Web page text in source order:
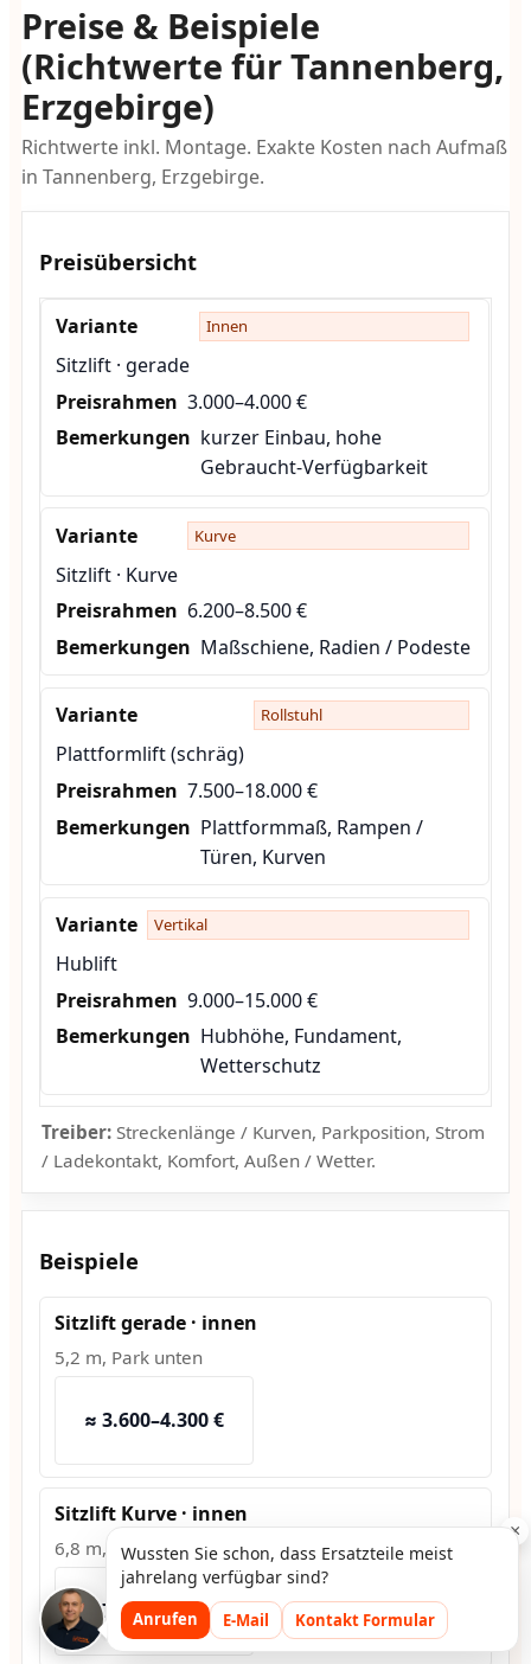
Preise & Beispiele
(Richtwerte für Tannenberg,
Erzgebirge)
Richtwerte inkl. Montage. Exakte Kosten nach Aufmaß
in Tannenberg, Erzgebirge.
Preisübersicht
Innen
Sitzlift · gerade
3.000–4.000 €
kurzer Einbau, hohe
Gebraucht-Verfügbarkeit
Kurve
Sitzlift · Kurve
6.200–8.500 €
Maßschiene, Radien / Podeste
Rollstuhl
Plattformlift (schräg)
7.500–18.000 €
Plattformmaß, Rampen /
Türen, Kurven
Vertikal
Hublift
9.000–15.000 €
Hubhöhe, Fundament,
Wetterschutz
Treiber:Streckenlänge / Kurven, Parkposition, Strom
/ Ladekontakt, Komfort, Außen / Wetter.
Beispiele
Sitzlift gerade · innen
5,2 m, Park unten
≈ 3.600–4.300 €
Sitzlift Kurve · innen
6,8 m, 2 Kurven
≈ 7.500–9.200 €
×
Wussten Sie schon, dass Ersatzteile meist
jahrelang verfügbar sind?
Anrufen E-Mail Kontakt Formular